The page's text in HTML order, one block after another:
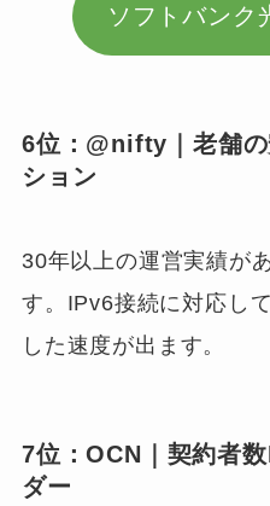
ソフトバンク
6位：@nifty｜老舗
ション
30年以上の運営実績が
す。IPv6接続に対応し
した速度が出ます。
7位：OCN｜契約者
ダー